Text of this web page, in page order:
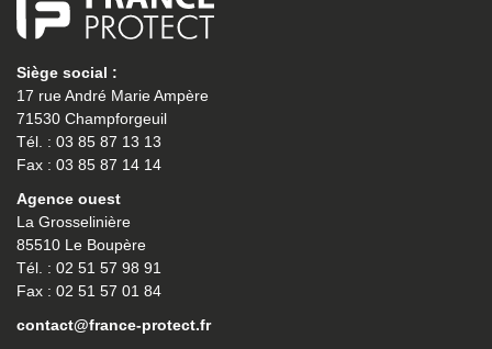
Siège social :
17 rue André Marie Ampère
71530 Champforgeuil
Tél. : 03 85 87 13 13
Fax : 03 85 87 14 14
Agence ouest
La Grosselinière
85510 Le Boupère
Tél. : 02 51 57 98 91
Fax : 02 51 57 01 84
contact@france-protect.fr